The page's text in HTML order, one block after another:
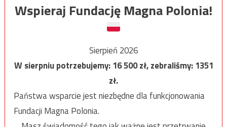
Wspieraj Fundację Magna Polonia!
Sierpień 2026
W sierpniu potrzebujemy:16 500zł, zebraliśmy:1351
zł.
Państwa wsparcie jest niezbędne dla funkcjonowania
Fundacji Magna Polonia.